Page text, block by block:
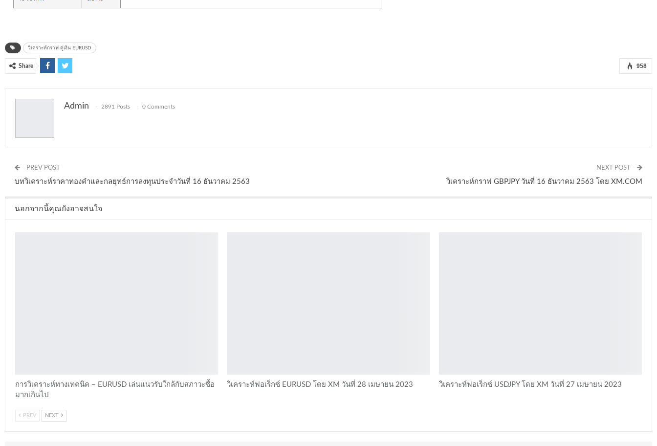
วิเคราะห์กราฟ คู่เงิน EURUSD
958
Share
Admin 2891 Posts 0 Comments
PREV POST
บทวิเคราะห์ราคาทองคำและกลยุทธ์การลงทุนประจำวันที่ 16 ธันวาคม 2563
NEXT POST
วิเคราะห์กราฟ GBPJPY วันที่ 16 ธันวาคม 2563 โดย XM.COM
นอกจากนี้คุณยังอาจสนใจ
การวิเคราะห์ทางเทคนิค – EURUSD เล่นแนวรับใกล้กับสภาวะซื้อ
มากเกินไป
วิเคราะห์ฟอเร็กซ์ EURUSD โดย XM วันที่ 28 เมษายน 2023 วิเคราะห์ฟอเร็กซ์ USDJPY โดย XM วันที่ 27 เมษายน 2023
PREV NEXT